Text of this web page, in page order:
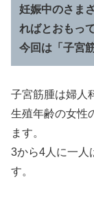
妊娠中のさま
ればとおもっ
今回は「子宮
子宮筋腫は婦人
生殖年齢の女性
ます。
3から4人に一人
す。